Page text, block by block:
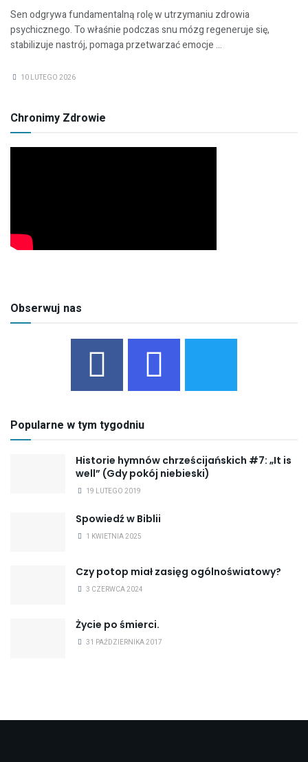
Sen odgrywa fundamentalną rolę w utrzymaniu zdrowia
psychicznego. To właśnie podczas snu mózg regeneruje się,
stabilizuje nastrój, pomaga przetwarzać emocje ...
10 LUTEGO 2026
Chronimy Zdrowie
Obserwuj nas
Popularne w tym tygodniu
Historie hymnów chrześcijańskich #7: „It is
well” (Gdy pokój niebieski)
19 LUTEGO 2019
Spowiedź w Biblii
1 KWIETNIA 2025
Czy potop miał zasięg ogólnoświatowy?
3 CZERWCA 2024
Życie po śmierci.
31 PAŹDZIERNIKA 2017